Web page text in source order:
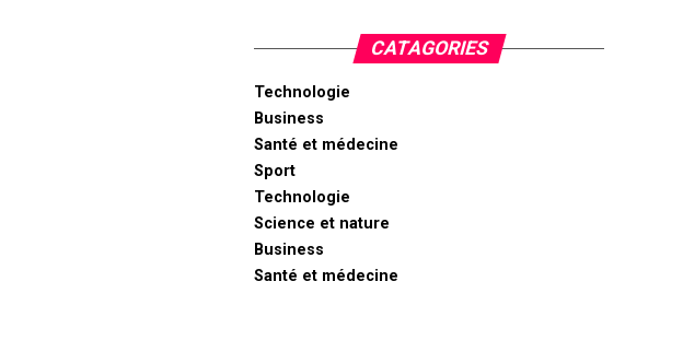
CATAGORIES
Technologie
Business
Santé et médecine
Sport
Technologie
Science et nature
Business
Santé et médecine